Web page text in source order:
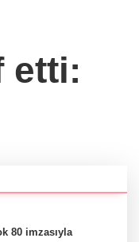
etti:
80 imzasıyla